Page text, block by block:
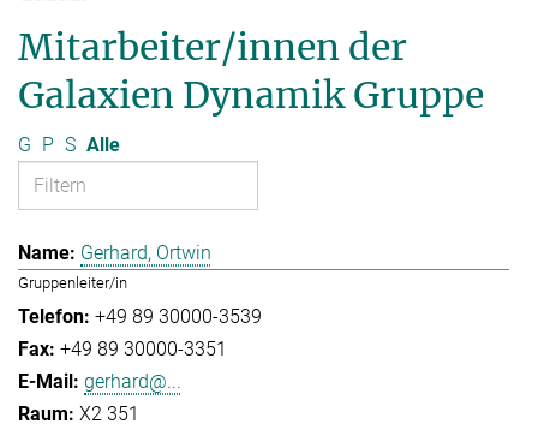
Mitarbeiter/innen der
Galaxien Dynamik Gruppe
G P S Alle
Gerhard, Ortwin
Gruppenleiter/in
+49 89 30000-3539
+49 89 30000-3351
gerhard@...
X2 351